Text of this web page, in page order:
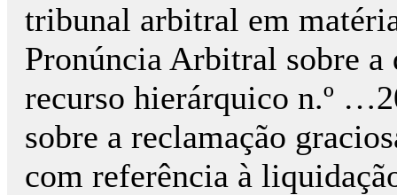
tribunal arbitral em
Pronúncia Arbitral sobre
recurso hierárquico n.º
sobre a reclamação
com referência à